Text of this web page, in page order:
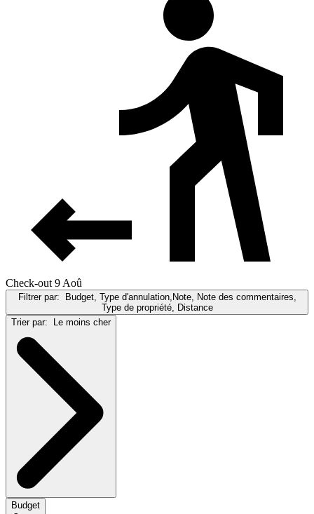
Check-out 9 Aoû
Filtrer par:
Budget, Type d'annulation,Note, Note des commentaires,
Type de propriété, Distance
Trier par:
Le moins cher
Budget